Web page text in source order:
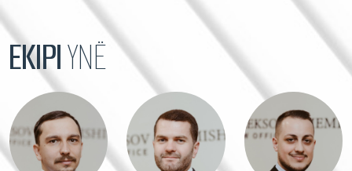
EKIPIYNË